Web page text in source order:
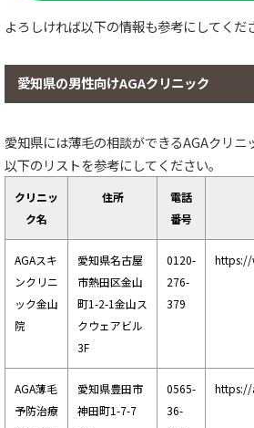
よろしければ以下の情報も参考にしてくだ
愛知県の男性向けAGAクリニック
愛知県には薄毛の相談ができるAGAクリニ
以下のリストを参考にしてください。
クリニッ
ク名
住所
電話
番号
AGAスキ
ンクリニ
ック金山
院
愛知県名古屋
市熱田区金山
町1-2-1金山ス
クウェアビル
3F
0120-
276-
379
https://
AGA薄毛
予防治療
愛知県豊田市
神田町1-7-7
0565-
36-